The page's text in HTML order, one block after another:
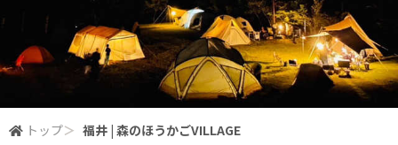
トップ＞ 福井 | 森のほうかごVILLAGE